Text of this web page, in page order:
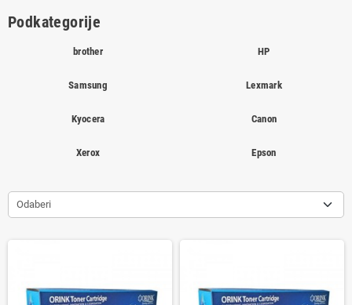
Podkategorije
brother HP
Samsung Lexmark
Kyocera Canon
Xerox Epson
Odaberi